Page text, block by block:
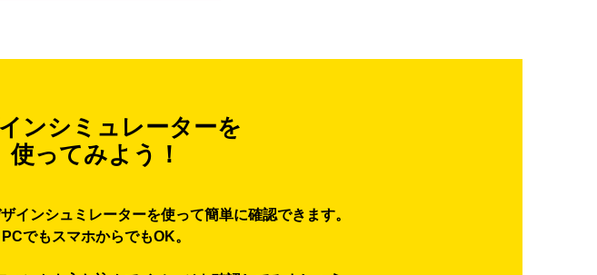
ンシミュレーターを
使ってみよう！
インシュミレーターを使って簡単に確認できます。
PCでもスマホからでもOK。